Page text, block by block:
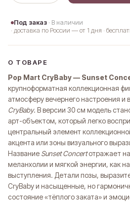
Под заказ · В наличии
· доставка по России — от 1 дня ·
О ТОВАРЕ
Pop Mart CryBaby — Sunset
крупноформатная коллекционная
атмосферу вечернего настроения и
CryBaby. В версии 30 см модель
арт-объектом, который легко
центральный элемент
акцента или зоны визуального
Название Sunset Concertотражает
меланхолии и мягкой энергии, как
выступления. Детали позы,
CryBaby и насыщенные, но
состояние «тёплого заката» и
Оплата